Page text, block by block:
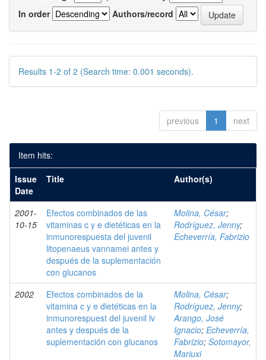
In order
Authors/record
Results 1-2 of 2 (Search time: 0.001 seconds).
previous 1 next
Item hits:
Issue
Date
Title Author(s)
2001-
10-15
Efectos combinados de las
vitaminas c y e dietéticas en la
inmunorespuesta del juvenil
litopenaeus vannamei antes y
después de la suplementación
con glucanos
Molina, César;
Rodríguez, Jenny;
Echeverría, Fabrizio
2002
Efectos combinados de la
vitamina c y e dietéticas en la
inmunorespuest del juvenil lv
antes y después de la
suplementación con glucanos
Molina, César;
Rodríguez, Jenny;
Arango, José
Ignacio; Echeverría,
Fabrizio; Sotomayor,
Mariuxi